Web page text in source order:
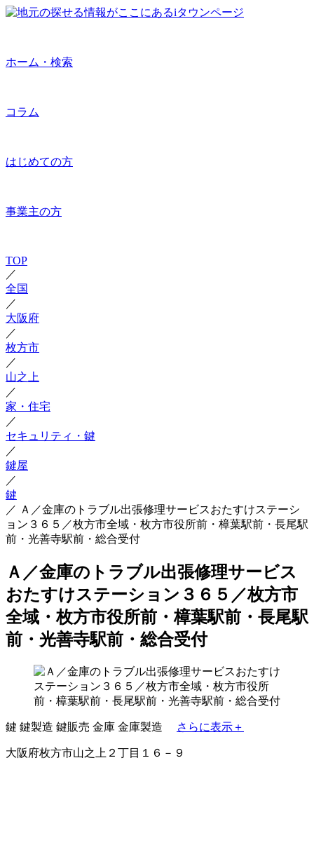
ホーム・検索
コラム
はじめての方
事業主の方
TOP
／
全国
／
大阪府
／
枚方市
／
山之上
／
家・住宅
／
セキュリティ・鍵
／
鍵屋
／
鍵
／ Ａ／金庫のトラブル出張修理サービスおたすけステーシ
ョン３６５／枚方市全域・枚方市役所前・樟葉駅前・長尾駅
前・光善寺駅前・総合受付
Ａ／金庫のトラブル出張修理サービス
おたすけステーション３６５／枚方市
全域・枚方市役所前・樟葉駅前・長尾駅
前・光善寺駅前・総合受付
鍵 鍵製造 鍵販売 金庫 金庫製造 さらに表示＋
大阪府枚方市山之上２丁目１６－９